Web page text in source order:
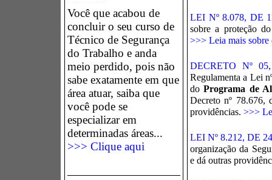
Você que acabou de
concluir o seu curso de
Técnico de Segurança
do Trabalho e anda
meio perdido, pois não
sabe exatamente em que
área atuar, saiba que
você pode se
especializar em
determinadas áreas...
>>> Clique aqui
LEI Nº 8.078, DE
sobre a proteção
>>> Leia mais sobre
DECRETO Nº
Regulamenta a Lei
doPrograma de
Decreto nº 78.676,
providências. >>>
LEI Nº 8.212, DE
organização da
e dá outras